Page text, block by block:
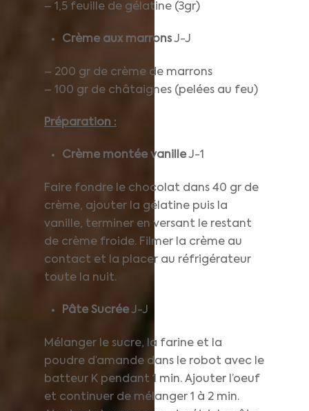
– 1,5 feuille de gélatine (3gr)
Crème aux marronsJ-J
– 200 gr de crème de marrons
– 100 gr de châtaignes (pelées au feu)
Préparation :
Crème montée vanilleJ-1
Faire fondre le chocolat dans 40 gr de
crème, ajouter la gélatine puis la
vanille, terminer en versant le restant
de crème froide. Filmer la crème au
contact et la placer au réfrigérateur
toute la nuit.
Pâte SucréeJ-J
Mélanger le sucre, la farine et la
poudre d’amande dans le robot avec le
batteur K pendant 1 min. Ajouter l’oeuf
et continuer de mélanger 1 à 2 min.